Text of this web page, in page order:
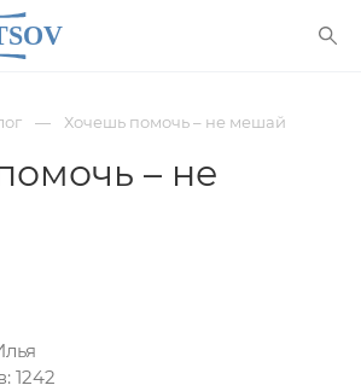
Хочешь помочь – не мешай
– не
1242